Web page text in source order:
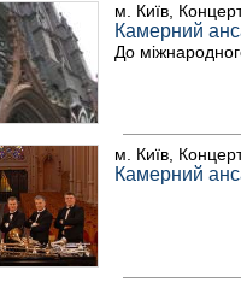
м. Київ,
Камерний
До
м. Київ,
Камерний